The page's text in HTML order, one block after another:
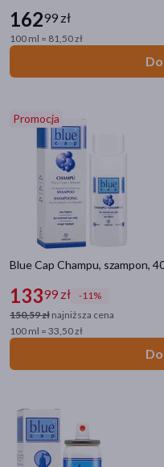
16299 zł
100 ml = 81,50 zł
Promocja
Blue Cap Champu, szampon,
13399 zł
-11%
150,59 zł najniższa cena
100 ml = 33,50 zł